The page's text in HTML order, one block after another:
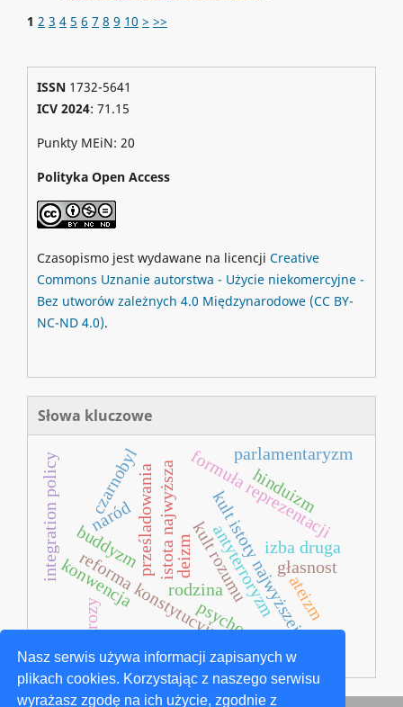
Nasz serwis używa informacji zapisanych w
plikach cookies. Korzystając z naszego serwisu
wyrażasz zgodę na ich użycie, zgodnie z
1 2 3 4 5 6 7 8 9 10 > >>
ISSN1732-5641
ICV 2024: 71.15
Punkty MEiN: 20
Polityka Open Access
Czasopismo jest wydawane na licencji Creative
Commons Uznanie autorstwa - Użycie niekomercyjne -
Bez utworów zależnych 4.0 Międzynarodowe (CC BY-
NC-ND 4.0).
Słowa kluczowe
rodzina
reforma konstytucyjna
istota najwyższa kult istoty najwyższej
kult rozumu
formuła reprezentacji
izba druga
parlamentaryzm
prześladowania hinduizm
buddyzm antyterroryzm
czarnobyl
konwencja deizm głasnost
integration policy
neurozy psychozy ateizm
naród